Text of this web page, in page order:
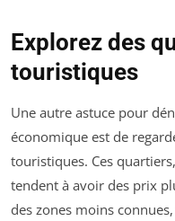
Explorez des
touristiques
Une autre astuce pour
économique est de
touristiques. Ces
tendent à avoir des prix
des zones moins